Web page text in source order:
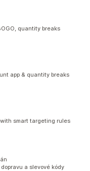
quantity breaks
app & quantity breaks
smart targeting rules
a slevové kódy